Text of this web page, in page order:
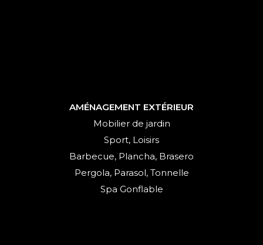
AMÉNAGEMENT EXTÉRIEUR
Mobilier de jardin
Sport, Loisirs
Barbecue, Plancha, Brasero
Pergola, Parasol, Tonnelle
Spa Gonflable